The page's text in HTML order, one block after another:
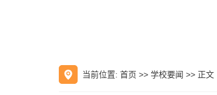
当前位置: 首页 >> 学校要闻 >> 正文